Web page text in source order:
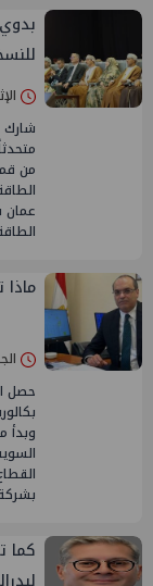
الإثنين
شارك
من
عمان
الجمعة
حصل
وبدأ
بشركة
كما